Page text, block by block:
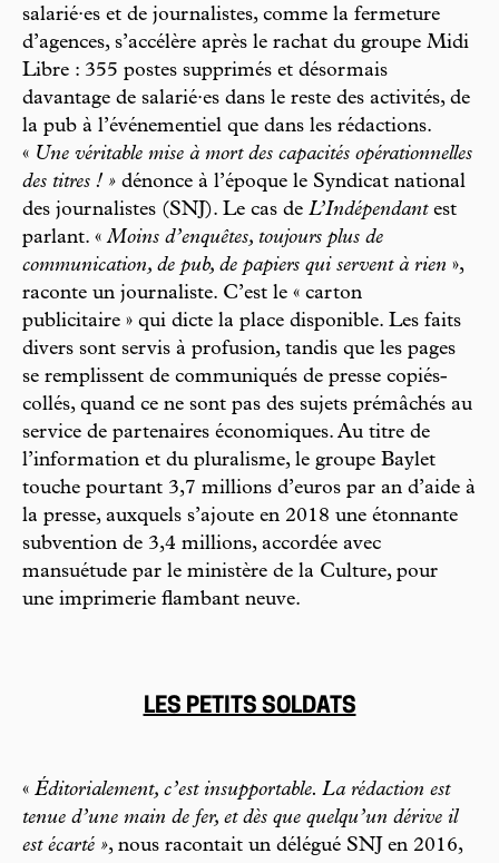
salarié·es et de journalistes, comme la fermeture
d’agences, s’accélère après le rachat du groupe Midi
Libre : 355 postes supprimés et désormais
davantage de salarié·es dans le reste des activités, de
la pub à l’événementiel que dans les rédactions.
« Une véritable mise à mort des capacités opérationnelles
des titres ! » dénonce à l’époque le Syndicat national
des journalistes (SNJ). Le cas de L’Indépendantest
parlant. «Moins d’enquêtes, toujours plus de
communication, de pub, de papiers qui servent à rien »,
raconte un journaliste. C’est le « carton
publicitaire » qui dicte la place disponible. Les faits
divers sont servis à profusion, tandis que les pages
se remplissent de communiqués de presse copiés-
collés, quand ce ne sont pas des sujets prémâchés au
service de partenaires économiques. Au titre de
l’information et du pluralisme, le groupe Baylet
touche pourtant 3,7 millions d’euros par an d’aide à
la presse, auxquels s’ajoute en 2018 une étonnante
subvention de 3,4 millions, accordée avec
mansuétude par le ministère de la Culture, pour
une imprimerie flambant neuve.
LES PETITS SOLDATS
« Éditorialement, c’est insupportable. La rédaction est
tenue d’une main de fer, et dès que quelqu’un dérive il
est écarté », nous racontait un délégué SNJ en 2016,